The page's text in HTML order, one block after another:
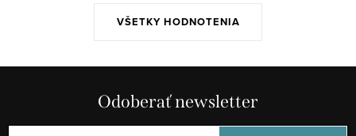
VŠETKY HODNOTENIA
Odoberať newsletter